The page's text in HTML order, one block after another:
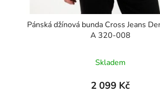
Pánská džínová bunda Cross Jeans
A 320-008
Skladem
2 099 Kč